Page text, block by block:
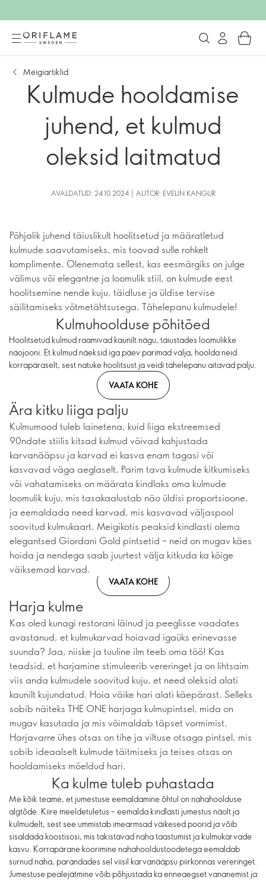
Meigiartiklid
Kulmude hooldamise
juhend, et kulmud
oleksid laitmatud
AVALDATUD: 24.10.2024 | AUTOR: EVELIN KANGUR
Põhjalik juhend täiuslikult hoolitsetud ja määratletud
kulmude saavutamiseks, mis toovad sulle rohkelt
komplimente. Olenemata sellest, kas eesmärgiks on julge
välimus või elegantne ja loomulik stiil, on kulmude eest
hoolitsemine nende kuju, täidluse ja üldise tervise
säilitamiseks võtmetähtsusega. Tähelepanu kulmudele!
Kulmuhoolduse põhitõed
Hoolitsetud kulmud raamivad kaunilt nägu, täiustades loomulikke
näojooni. Et kulmud näeksid iga päev parimad välja, hoolda neid
korrapäraselt, sest natuke hoolitsust ja veidi tähelepanu aitavad palju.
VAATA KOHE
Ära kitku liiga palju
Kulmumood tuleb lainetena, kuid liiga ekstreemsed
90ndate stiilis kitsad kulmud võivad kahjustada
karvanääpsu ja karvad ei kasva enam tagasi või
kasvavad väga aeglaselt. Parim tava kulmude kitkumiseks
või vahatamiseks on määrata kindlaks oma kulmude
loomulik kuju, mis tasakaalustab näo üldisi proportsioone,
ja eemaldada need karvad, mis kasvavad väljaspool
soovitud kulmukaart. Meigikotis peaksid kindlasti olema
elegantsed Giordani Gold pintsetid – neid on mugav käes
hoida ja nendega saab juurtest välja kitkuda ka kõige
väiksemad karvad.
VAATA KOHE
Harja kulme
Kas oled kunagi restorani läinud ja peeglisse vaadates
avastanud, et kulmukarvad hoiavad igaüks erinevasse
suunda? Jaa, niiske ja tuuline ilm teeb oma töö! Kas
teadsid, et harjamine stimuleerib vereringet ja on lihtsaim
viis anda kulmudele soovitud kuju, et need oleksid alati
kaunilt kujundatud. Hoia väike hari alati käepärast. Selleks
sobib näiteks THE ONE harjaga kulmupintsel, mida on
mugav kasutada ja mis võimaldab täpset vormimist.
Harjavarre ühes otsas on tihe ja viltuse otsaga pintsel, mis
sobib ideaalselt kulmude täitmiseks ja teises otsas on
hooldamiseks mõeldud hari.
Ka kulme tuleb puhastada
Me kõik teame, et jumestuse eemaldamine õhtul on nahahoolduse
algtõde. Kiire meeldetuletus – eemalda kindlasti jumestus näolt ja
kulmudelt, sest see ummistab imearmsad väikesed poorid ja võib
sisaldada koostisosi, mis takistavad naha taastumist ja kulmukarvade
kasvu. Korrapärane koorimine nahahooldustoodetega eemaldab
surnud naha, parandades sel viisil karvanääpsu piirkonnas vereringet.
Jumestuse pealejätmine võib põhjustada ka enneaegset vananemist ja